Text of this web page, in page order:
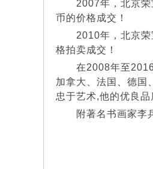
2007年，北京荣宝
币的价格成交！
2010年，北京荣宝
格拍卖成交！
在2008年至2016
加拿大、法国、德国
忠于艺术,他的优良品
附著名书画家李兵